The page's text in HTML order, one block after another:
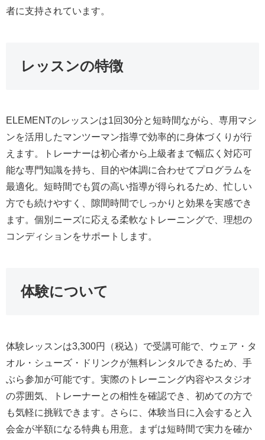
者に支持されています。
レッスンの特徴
ELEMENTのレッスンは1回30分と短時間ながら、専用マシ
ンを活用したマンツーマン指導で効率的に身体づくりが行
えます。トレーナーは初心者から上級者まで幅広く対応可
能な専門知識を持ち、目的や体調に合わせてプログラムを
最適化。短時間でも質の高い指導が得られるため、忙しい
方でも続けやすく、隙間時間でしっかりと効果を実感でき
ます。個別ニーズに応える柔軟なトレーニングで、理想の
コンディションをサポートします。
体験について
体験レッスンは3,300円（税込）で受講可能で、ウェア・タ
オル・シューズ・ドリンクが無料レンタルできるため、手
ぶら参加が可能です。実際のトレーニング内容やスタジオ
の雰囲気、トレーナーとの相性を確認でき、初めての方で
も気軽に挑戦できます。さらに、体験当日に入会すると入
会金が半額になる特典も用意。まずは短時間で実力を確か